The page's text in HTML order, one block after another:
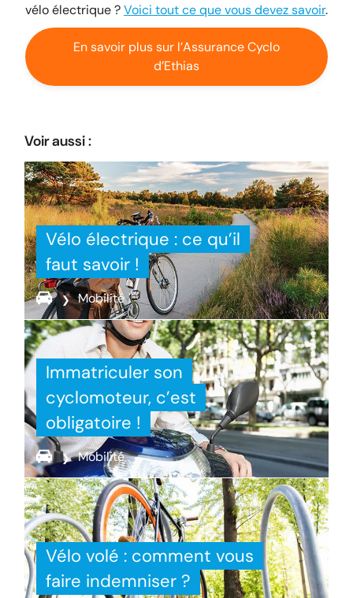
vélo électrique ?Voici tout ce que vous devez savoir.
En savoir plus sur l’Assurance Cyclo
d’Ethias
Voir aussi :
Vélo électrique : ce qu’il
faut savoir !
Mobilité
Immatriculer son
cyclomoteur, c’est
obligatoire !
Mobilité
Vélo volé : comment vous
faire indemniser ?